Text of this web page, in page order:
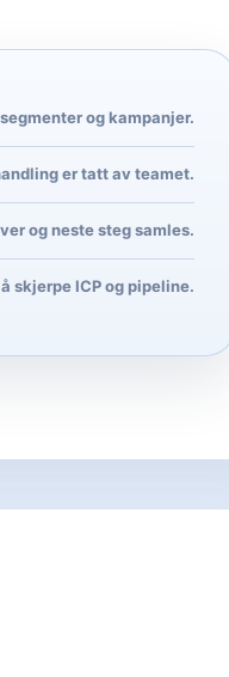
og kampanjer.
er tatt av teamet.
og neste steg samles.
skjerpe ICP og pipeline.